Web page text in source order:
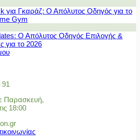
για Γκαράζ: Ο Απόλυτος Οδηγός για το
Gym
Ο Απόλυτος Οδηγός Επιλογής &
για το 2026
91
Παρασκευή,
18:00